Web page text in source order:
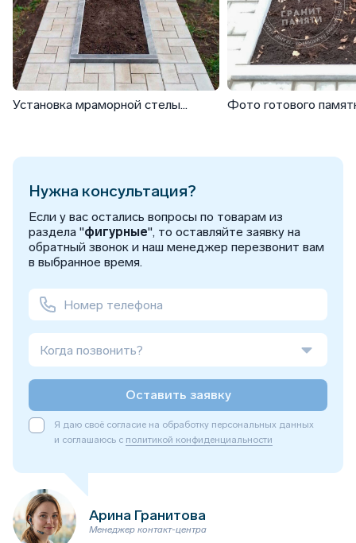
Установка мраморной стелы
Фото готового
Нужна консультация?
Если у вас остались вопросы по товарам из
раздела "фигурные", то оставляйте заявку на
обратный звонок и наш менеджер перезвонит вам
в выбранное время.
Когда позвонить?
Оставить заявку
Я даю своё согласие на обработку персональных данных
и соглашаюсь с политикой конфиденциальности
Арина Гранитова
Менеджер контакт-центра